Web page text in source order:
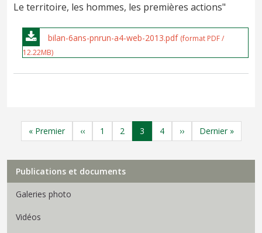
Le territoire, les hommes, les premières actions"
bilan-6ans-pnrun-a4-web-2013.pdf (format PDF /
12.22MB)
Pagination
Première page
« Premier Page précédente
‹‹ Page
1 Page
2 Page
3 Page
4 Page suivante
›› Dernière page
Dernier »
Menu Médiathèque
Publications et documents
Galeries photo
Vidéos